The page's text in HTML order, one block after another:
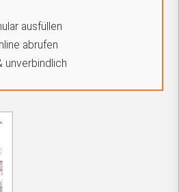
ausfüllen
abrufen
unverbindlich